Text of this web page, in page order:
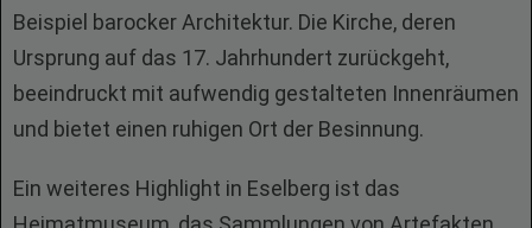
Beispiel barocker Architektur. Die Kirche, deren
Ursprung auf das 17. Jahrhundert zurückgeht,
beeindruckt mit aufwendig gestalteten Innenräumen
und bietet einen ruhigen Ort der Besinnung.
Ein weiteres Highlight in Eselberg ist das